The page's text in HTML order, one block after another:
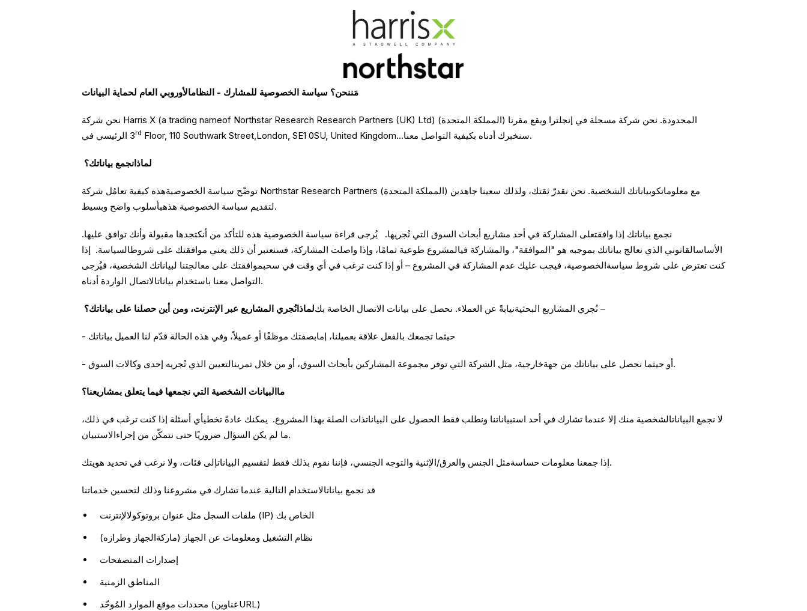
سياسة الخصوصية للمشارك - النظامالأوروبي العام لحماية البيانات مَننحن؟
نحن شركة Harris X (a trading nameof Northstar Research Research Partners (UK) Ltd) (المملكة المتحدة) المحدودة. نحن شركة مسجلة في إنجلترا ويقع مقرنا
الرئيسي في ‎3rd Floor, 110 Southwark Street,London, SE1 0SU, United Kingdom...سنخبرك أدناه بكيفية التواصل معنا.
لماذانجمع بياناتك؟
توضّح سياسة الخصوصيةهذه كيفية تعامُل شركة Northstar Research Partners (المملكة المتحدة) مع معلوماتكوبياناتك الشخصية. نحن نقدرّ ثقتك، ولذلك سعينا جاهدين
لتقديم سياسة الخصوصية هذهبأسلوب واضح وبسيط.
نجمع بياناتك إذا وافقتعلى المشاركة في أحد مشاريع أبحاث السوق التي نُجريها. يُرجى قراءة سياسة الخصوصية هذه للتأكد من أنكتجدها مقبولة وأنك توافق عليها.
الأساسالقانوني الذي نعالج بياناتك بموجبه هو "الموافقة"، والمشاركة فيالمشروع طوعية تمامًا، وإذا واصلت المشاركة، فسنعتبر أن ذلك يعني موافقتك على شروطالسياسة. إذا
كنت تعترض على شروط سياسةالخصوصية، فيجب عليك عدم المشاركة في المشروع – أو إذا كنت ترغب في أي وقت في سحبموافقتك على معالجتنا لبياناتك الشخصية، فيُرجى
التواصل معنا باستخدام بياناتالاتصال الواردة أدناه.
لماذانُجري المشاريع عبر الإنترنت، ومن أين حصلنا على بياناتك؟ نُجري المشاريع البحثيةنيابةً عن العملاء. نحصل على بيانات الاتصال الخاصة بك –
- حيثما تجمعك بالفعل علاقة بعميلنا، إمابصفتك موظفًا أو عميلاً، وفي هذه الحالة قدّم لنا العميل بياناتك
- أو حيثما نحصل على بياناتك من جهةخارجية، مثل الشركة التي توفر مجموعة المشاركين بأبحاث السوق، أو من خلال تمرينالتعيين الذي تُجريه إحدى وكالات السوق.
ماالبيانات الشخصية التي نجمعها فيما يتعلق بمشاريعنا؟
لا نجمع البياناتالشخصية منك إلا عندما تشارك في أحد استبياناتنا ونطلب فقط الحصول على البياناتذات الصلة بهذا المشروع. يمكنك عادةً تخطيأي أسئلة إذا كنت ترغب في ذلك،
ما لم يكن السؤال ضروريًا حتى نتمكّن من إجراءالاستبيان.
إذا جمعنا معلومات حساسةمثل الجنس والعرق/الإثنية والتوجه الجنسي، فإننا نقوم بذلك فقط لتقسيم البياناتإلى فئات، ولا نرغب في تحديد هويتك.
قد نجمع بياناتالاستخدام التالية عندما تشارك في مشروعنا وذلك لتحسين خدماتنا
ملفات السجل مثل عنوان بروتوكولالإنترنت (IP) الخاص بك
نظام التشغيل ومعلومات عن الجهاز (ماركةالجهاز وطرازه)
إصدارات المتصفحات
المناطق الزمنية
محددات موقع الموارد المُوحّد (عناوينURL)